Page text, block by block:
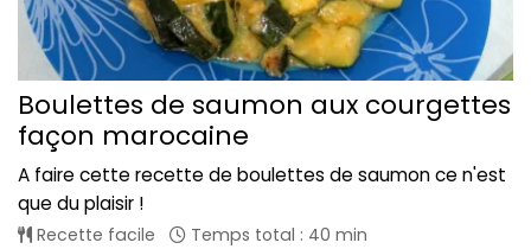
Boulettes de saumon aux courgettes
façon marocaine
A faire cette recette de boulettes de saumon ce n'est
que du plaisir !
Recette facile Temps total : 40 min